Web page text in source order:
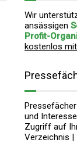
Wir
ansässigen
Profit-
kostenlos
und
Zugriff auf
Verzeichnis |